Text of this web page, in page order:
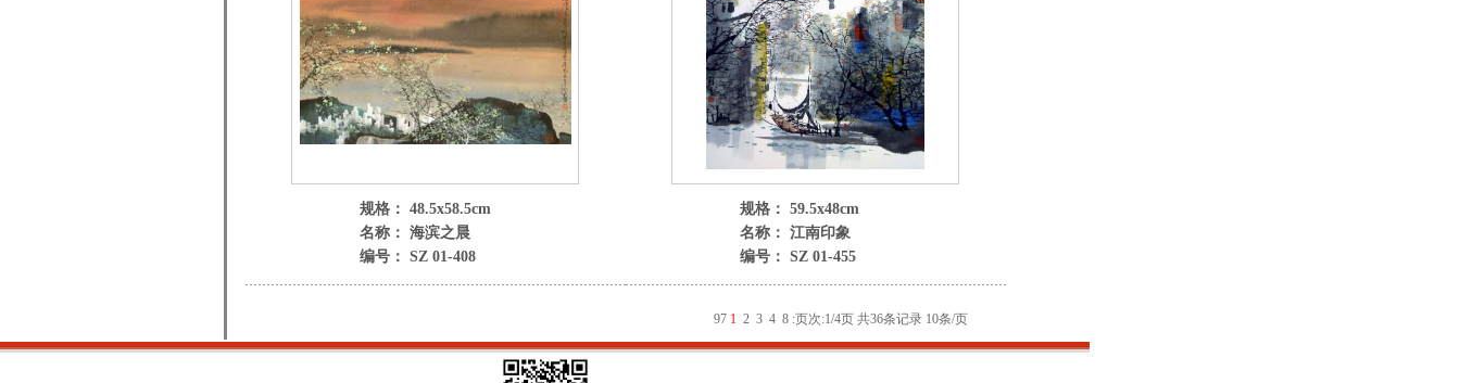
规格： 48.5x58.5cm
名称： 海滨之晨
编号： SZ 01-408
规格： 59.5x48cm
名称： 江南印象
编号： SZ 01-455
97 1 2 3 4 8 :页次:1/4页 共36条记录 10条/页